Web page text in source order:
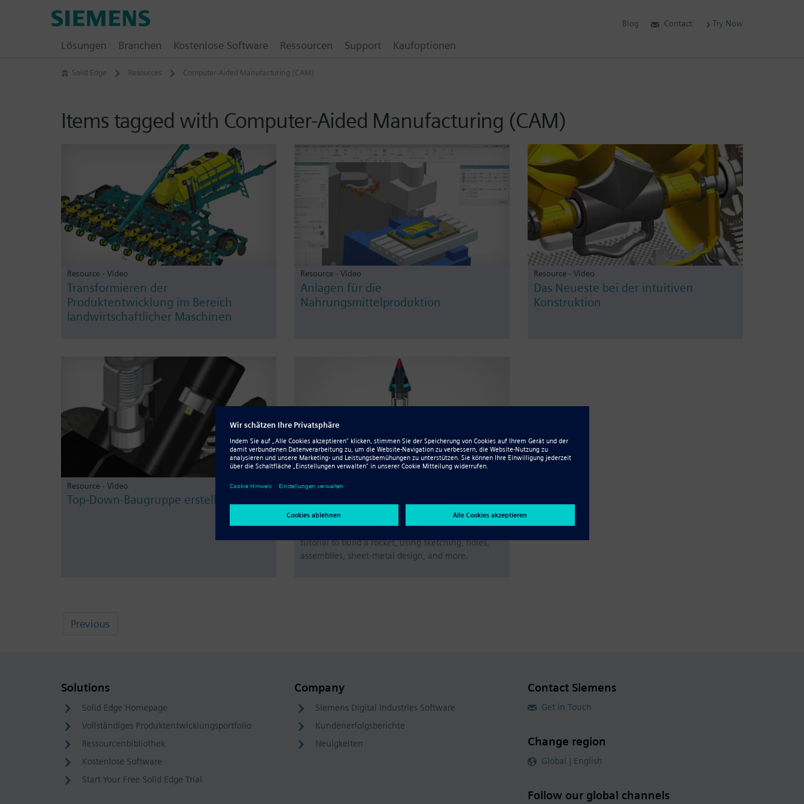
Solid Edge Resources Computer-Aided Manufacturing (CAM)
Items tagged with Computer-Aided Manufacturing (CAM)
Resource - Video
Transformieren der
Produktentwicklung im Bereich
landwirtschaftlicher Maschinen
Resource - Video
Anlagen für die
Nahrungsmittelproduktion
Resource - Video
Das Neueste bei der intuitiven
Konstruktion
Resource - Video
Top-Down-Baugruppe erstellen
Resource - Übung
Create a rocket with advanced CAD
design
Learn the advanced CAD design principles with our
tutorial to build a rocket, using sketching, holes,
assemblies, sheet-metal design, and more.
Previous
Solutions
Solid Edge Homepage
Vollständiges Produktentwicklungsportfolio
Ressourcenbibliothek
Kostenlose Software
Start Your Free Solid Edge Trial
Company
Siemens Digital Industries Software
Kundenerfolgsberichte
Neuigkeiten
Contact Siemens
Get in Touch
Change region
Global | English
Follow our global channels
Blog Contact Try Now
Lösungen Branchen Kostenlose Software Ressourcen Support Kaufoptionen